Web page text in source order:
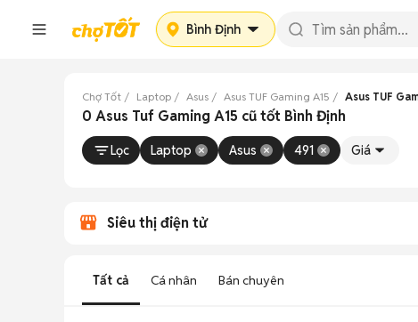
Bình Định
Chợ Tốt Laptop Asus Asus TUF Gaming A15 Asus TUF
0 Asus Tuf Gaming A15 cũ tốt Bình Định
Lọc Laptop Asus 491 Giá
Siêu thị điện tử
Tất cả Cá nhân Bán chuyên